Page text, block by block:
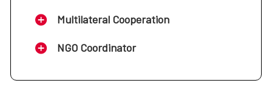
Multilateral Cooperation
NGO Coordinator